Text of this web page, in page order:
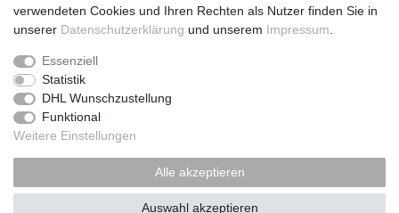
Daten­schutz­erklärung
Zahlung und Versand
verwendeten Cookies und Ihren Rechten als Nutzer finden Sie in
unserer Daten­schutz­erklärung und unserem Impressum
Essenziell
Statistik
DHL Wunschzustellung
Funktional
Weitere Einstellungen
Alle akzeptieren
Auswahl akzeptieren